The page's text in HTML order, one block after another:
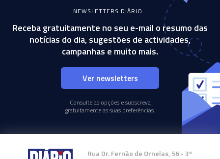
NEWSLETTERS DIÁRIO
Receba gratuitamente no seu e-mail o resumo das
notícias do dia, sugestões de actividades,
campanhas e muito mais.
Ver newsletters
Consulte as opções e subscreva
gratuitamente as suas preferências.
Rua Dr. Fernão de Ornelas, 56 - 3º